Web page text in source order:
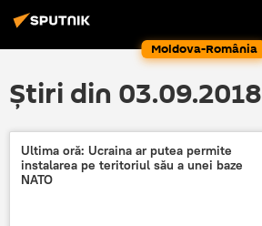
Moldova-România
Știri din 03.09.2018
Ultima oră: Ucraina ar putea permite
instalarea pe teritoriul său a unei baze
NATO